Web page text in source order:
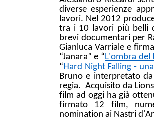
diverse esperienze
lavori. Nel 2012
tra i 10 lavori più belli
brevi documentari per
Gianluca Varriale e
“Janara” e “ L'ombra del
“ Hard Night Falling -
Bruno e interpretato
regia. Acquisito da
film ad oggi ha già
firmato 12 film,
nomination ai Nastri